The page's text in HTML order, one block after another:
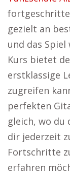
gezielt an
und das Spiel
Kurs bietet
erstklassige
zugreifen
perfekten
gleich, wo
dir jederzeit
Fortschritte
erfahren